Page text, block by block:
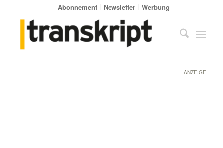
Abonnement Newsletter Werbung
ANZEIGE